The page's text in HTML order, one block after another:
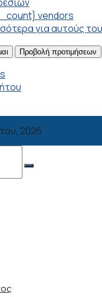
vendors
για αυτούς
Προβολή προτιμήσεων
2026